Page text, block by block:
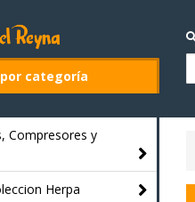
categoría
Compresores y
Herpa